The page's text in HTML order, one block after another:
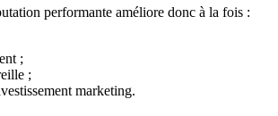
performante améliore donc à la fois :
;
;
marketing.